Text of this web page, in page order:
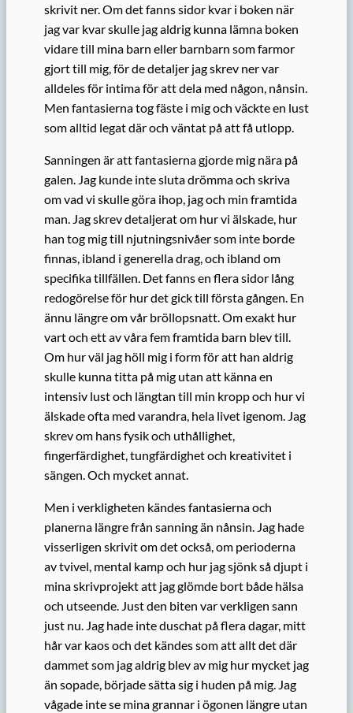
skrivit ner. Om det fanns sidor kvar i boken när
jag var kvar skulle jag aldrig kunna lämna boken
vidare till mina barn eller barnbarn som farmor
gjort till mig, för de detaljer jag skrev ner var
alldeles för intima för att dela med någon, nånsin.
Men fantasierna tog fäste i mig och väckte en lust
som alltid legat där och väntat på att få utlopp.
Sanningen är att fantasierna gjorde mig nära på
galen. Jag kunde inte sluta drömma och skriva
om vad vi skulle göra ihop, jag och min framtida
man. Jag skrev detaljerat om hur vi älskade, hur
han tog mig till njutningsnivåer som inte borde
finnas, ibland i generella drag, och ibland om
specifika tillfällen. Det fanns en flera sidor lång
redogörelse för hur det gick till första gången. En
ännu längre om vår bröllopsnatt. Om exakt hur
vart och ett av våra fem framtida barn blev till.
Om hur väl jag höll mig i form för att han aldrig
skulle kunna titta på mig utan att känna en
intensiv lust och längtan till min kropp och hur vi
älskade ofta med varandra, hela livet igenom. Jag
skrev om hans fysik och uthållighet,
fingerfärdighet, tungfärdighet och kreativitet i
sängen. Och mycket annat.
Men i verkligheten kändes fantasierna och
planerna längre från sanning än nånsin. Jag hade
visserligen skrivit om det också, om perioderna
av tvivel, mental kamp och hur jag sjönk så djupt i
mina skrivprojekt att jag glömde bort både hälsa
och utseende. Just den biten var verkligen sann
just nu. Jag hade inte duschat på flera dagar, mitt
hår var kaos och det kändes som att allt det där
dammet som jag aldrig blev av mig hur mycket jag
än sopade, började sätta sig i huden på mig. Jag
vågade inte se mina grannar i ögonen längre utan